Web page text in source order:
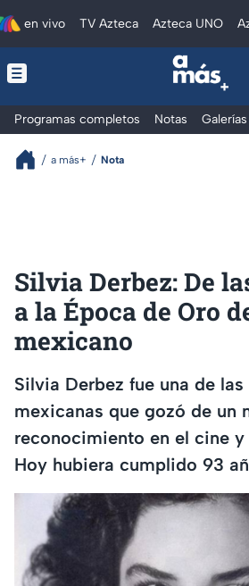
en vivo TV Azteca Azteca UNO
Programas completos Notas Galerías
a más+ Nota
Silvia Derbez: De
a la Época de Oro
mexicano
Silvia Derbez fue una de
mexicanas que gozó de un
reconocimiento en el cine
Hoy hubiera cumplido 93